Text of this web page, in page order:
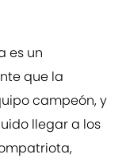
es un
que la
campeón, y
llegar a los